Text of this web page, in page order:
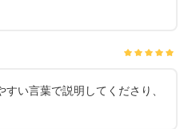
い言葉で説明してくださり、